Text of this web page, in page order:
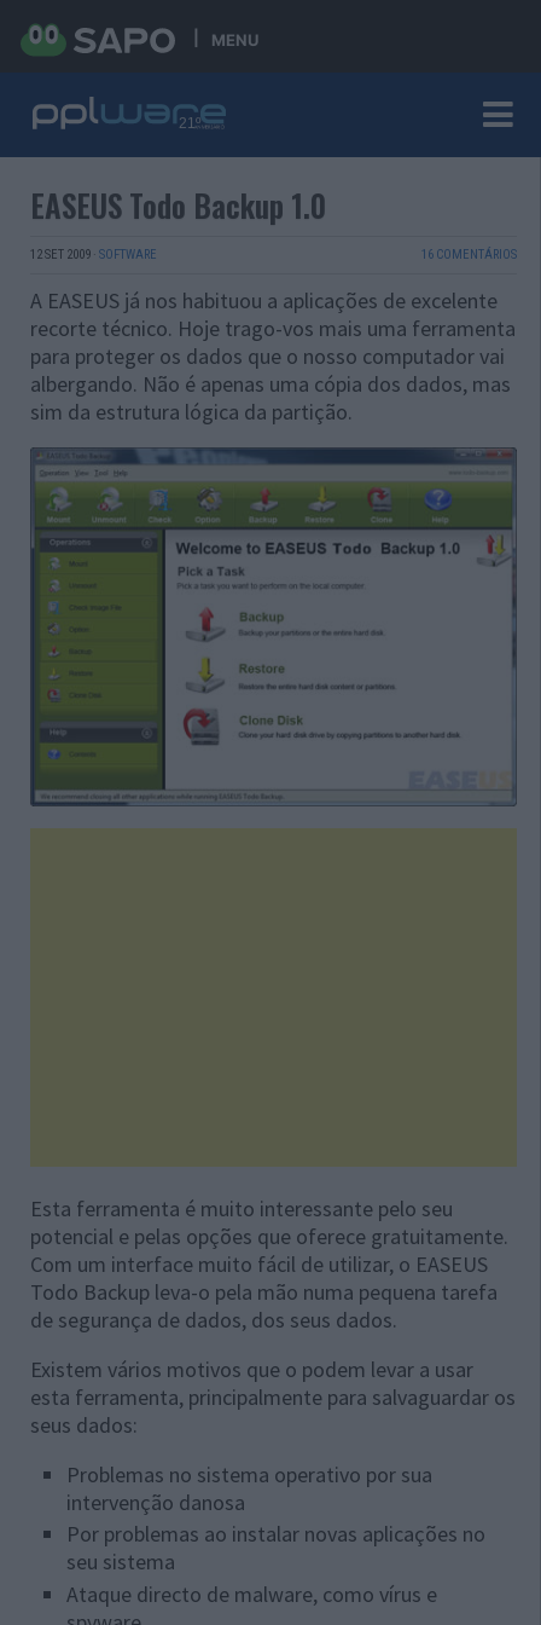
MENU
EASEUS Todo Backup 1.0
12 SET 2009 · SOFTWARE 16 COMENTÁRIOS
A EASEUS já nos habituou a aplicações de excelente
recorte técnico. Hoje trago-vos mais uma ferramenta
para proteger os dados que o nosso computador vai
albergando. Não é apenas uma cópia dos dados, mas
sim da estrutura lógica da partição.
Esta ferramenta é muito interessante pelo seu
potencial e pelas opções que oferece gratuitamente.
Com um interface muito fácil de utilizar, o EASEUS
Todo Backup leva-o pela mão numa pequena tarefa
de segurança de dados, dos seus dados.
Existem vários motivos que o podem levar a usar
esta ferramenta, principalmente para salvaguardar os
seus dados:
Problemas no sistema operativo por sua
intervenção danosa
Por problemas ao instalar novas aplicações no
seu sistema
Ataque directo de malware, como vírus e